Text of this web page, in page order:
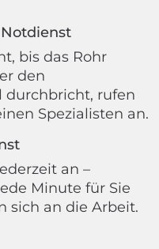
bis das Rohr
den
durchbricht, rufen
Spezialisten an.
an –
Minute für Sie
sich an die Arbeit.